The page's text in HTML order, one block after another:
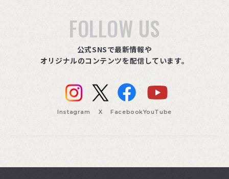
FOLLOW US
公式SNSで最新情報や
オリジナルのコンテンツを配信しています。
Instagram X FacebookYouTube